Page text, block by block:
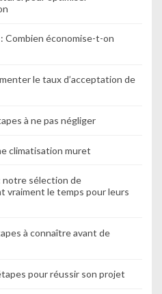
Combien économise-t-on
le taux d’acceptation de
à ne pas négliger
climatisation muret
notre sélection de
vraiment le temps pour leurs
à connaître avant de
pour réussir son projet